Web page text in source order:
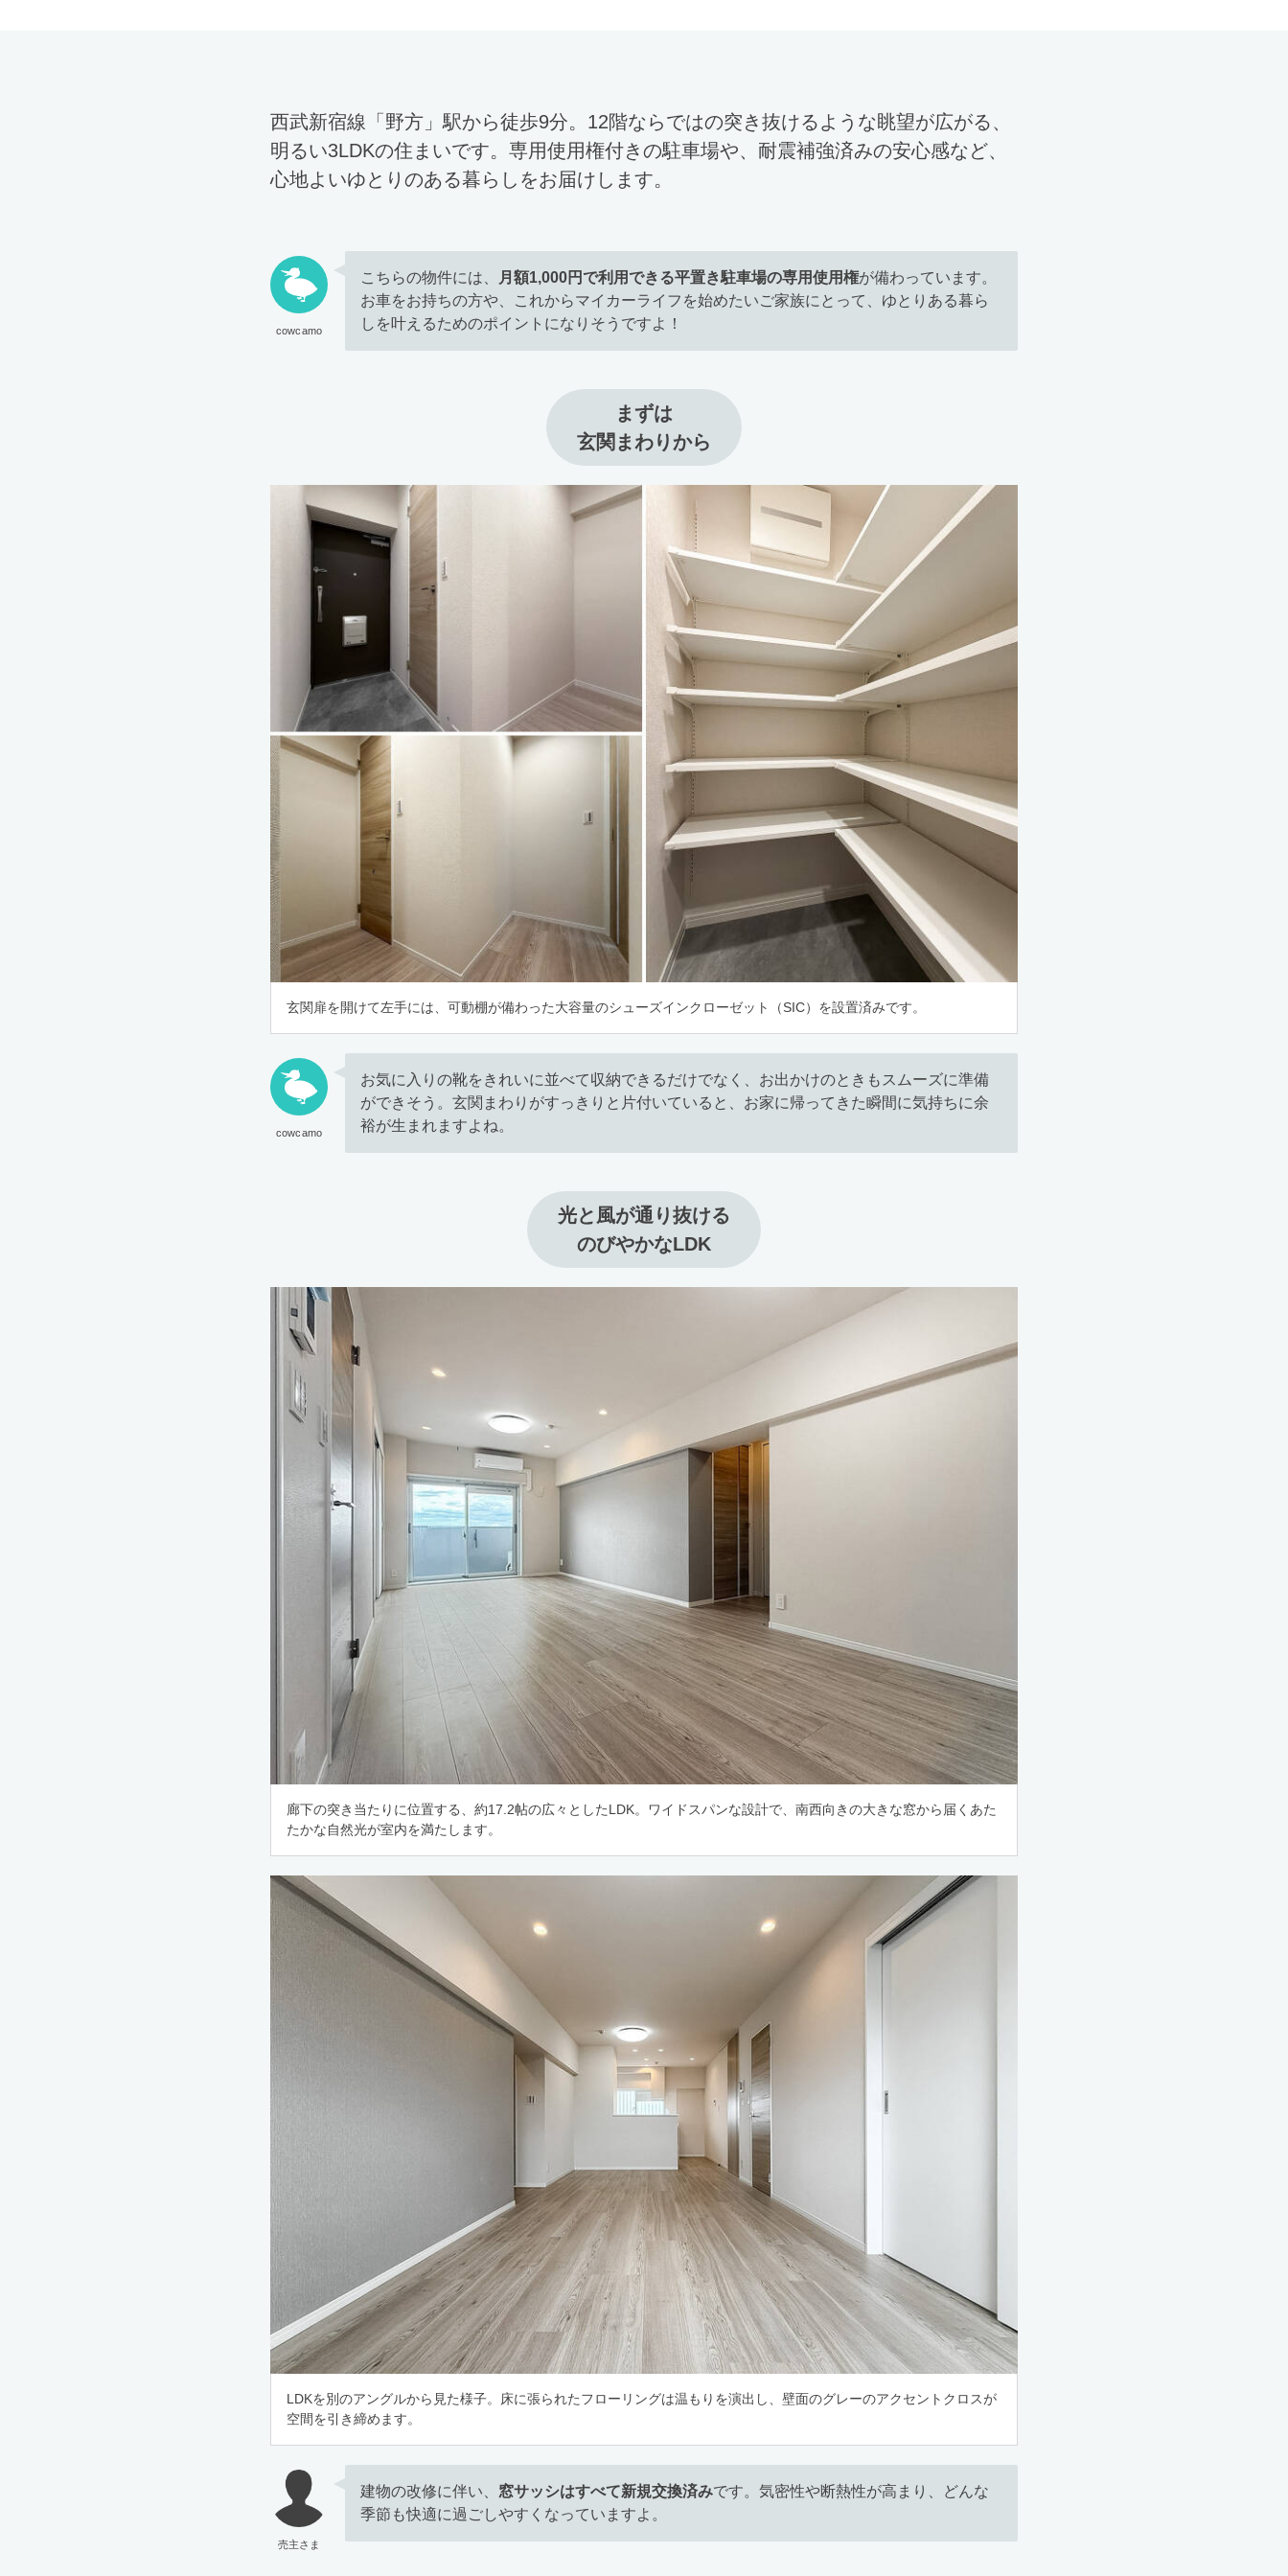
西武新宿線「野方」駅から徒歩9分。12階ならではの突き抜けるような眺望が広がる、
明るい3LDKの住まいです。専用使用権付きの駐車場や、耐震補強済みの安心感など、
心地よいゆとりのある暮らしをお届けします。
cowcamo
こちらの物件には、 月額1,000円で利用できる平置き駐車場の専用使用権が備わっています。
お車をお持ちの方や、これからマイカーライフを始めたいご家族にとって、ゆとりある暮ら
しを叶えるためのポイントになりそうですよ！
まずは
玄関まわりから
玄関扉を開けて左手には、可動棚が備わった大容量のシューズインクローゼット（SIC）を設置済みです。
cowcamo
お気に入りの靴をきれいに並べて収納できるだけでなく、お出かけのときもスムーズに準備
ができそう。玄関まわりがすっきりと片付いていると、お家に帰ってきた瞬間に気持ちに余
裕が生まれますよね。
光と風が通り抜ける
のびやかなLDK
廊下の突き当たりに位置する、約17.2帖の広々としたLDK。ワイドスパンな設計で、南西向きの大きな窓から届くあた
たかな自然光が室内を満たします。
LDKを別のアングルから見た様子。床に張られたフローリングは温もりを演出し、壁面のグレーのアクセントクロスが
空間を引き締めます。
売主さま
建物の改修に伴い、 窓サッシはすべて新規交換済みです。気密性や断熱性が高まり、どんな
季節も快適に過ごしやすくなっていますよ。